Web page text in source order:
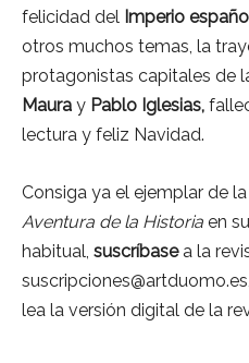
felicidad del Imperio
otros muchos temas, la
protagonistas capitales de
Maura y Pablo Iglesias,
lectura y feliz Navidad.
Consiga ya el ejemplar de
Aventura de la Historia en
habitual, suscríbasea la
lea la versión digital de la